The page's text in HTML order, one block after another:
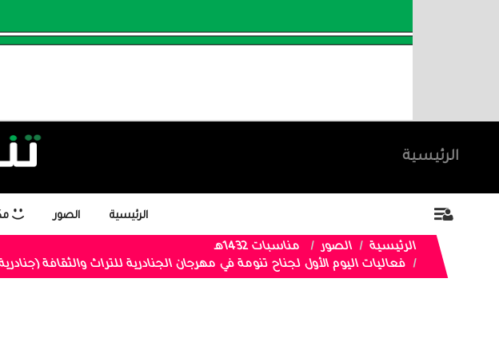
الرئيسية
الرئيسية الصور
الرئيسية الصور
مناسبات 1432هـ
فعاليات اليوم الأول لجناح تنومة في مهرجان الجنادرية للتراث والثقافة